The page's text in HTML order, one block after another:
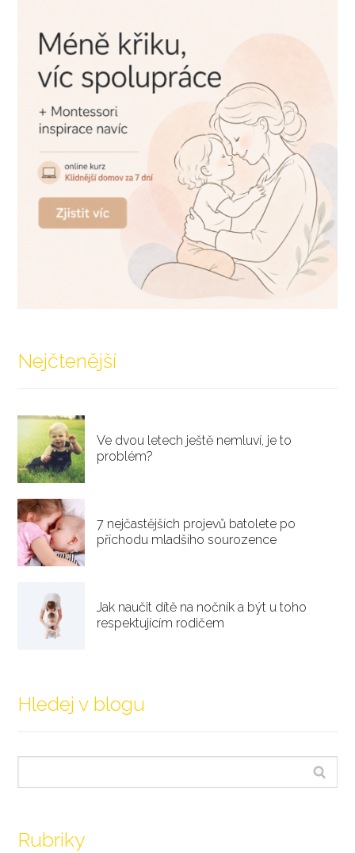
Nejčtenější
Ve dvou letech ještě nemluví, je to
problém?
7 nejčastějších projevů batolete po
příchodu mladšího sourozence
Jak naučit dítě na nočník a být u toho
respektujícím rodičem
Hledej v blogu
Rubriky